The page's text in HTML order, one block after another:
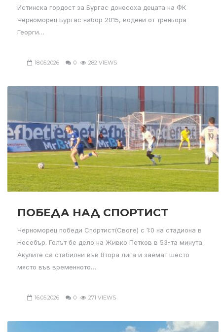
Истинска гордост за Бургас донесоха децата на ФК
Черноморец Бургас набор 2015, водени от треньора
Георги…
18.05.2026 0 282 VIEWS
ПОБЕДА НАД СПОРТИСТ
Черноморец победи Спортист(Своге) с 1:0 на стадиона в
Несебър. Голът бе дело на Живко Петков в 53-та минута.
Акулите са стабилни във Втора лига и заемат шесто
място във временното…
16.05.2026 0 271 VIEWS